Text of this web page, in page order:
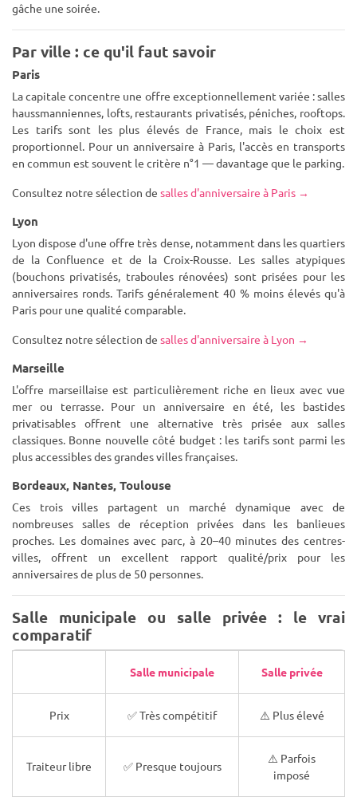
gâche une soirée.
Par ville : ce qu'il faut savoir
Paris
La capitale concentre une offre exceptionnellement variée : salles
haussmanniennes, lofts, restaurants privatisés, péniches, rooftops.
Les tarifs sont les plus élevés de France, mais le choix est
proportionnel. Pour un anniversaire à Paris, l'accès en transports
en commun est souvent le critère n°1 — davantage que le parking.
Consultez notre sélection de salles d'anniversaire à Paris →
Lyon
Lyon dispose d'une offre très dense, notamment dans les quartiers
de la Confluence et de la Croix-Rousse. Les salles atypiques
(bouchons privatisés, traboules rénovées) sont prisées pour les
anniversaires ronds. Tarifs généralement 40 % moins élevés qu'à
Paris pour une qualité comparable.
Consultez notre sélection de salles d'anniversaire à Lyon →
Marseille
L'offre marseillaise est particulièrement riche en lieux avec vue
mer ou terrasse. Pour un anniversaire en été, les bastides
privatisables offrent une alternative très prisée aux salles
classiques. Bonne nouvelle côté budget : les tarifs sont parmi les
plus accessibles des grandes villes françaises.
Bordeaux, Nantes, Toulouse
Ces trois villes partagent un marché dynamique avec de
nombreuses salles de réception privées dans les banlieues
proches. Les domaines avec parc, à 20–40 minutes des centres-
villes, offrent un excellent rapport qualité/prix pour les
anniversaires de plus de 50 personnes.
Salle municipale ou salle privée : le vrai
comparatif
Salle municipale Salle privée
Prix ✅ Très compétitif ⚠️ Plus élevé
Traiteur libre ✅ Presque toujours
⚠️ Parfois
imposé